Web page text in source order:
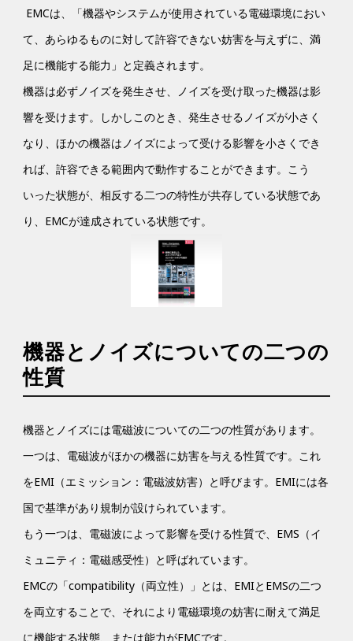
EMCは、「機器やシステムが使用されている電磁環境におい
て、あらゆるものに対して許容できない妨害を与えずに、満
足に機能する能力」と定義されます。
機器は必ずノイズを発生させ、ノイズを受け取った機器は影
響を受けます。しかしこのとき、発生させるノイズが小さく
なり、ほかの機器はノイズによって受ける影響を小さくでき
れば、許容できる範囲内で動作することができます。こう
いった状態が、相反する二つの特性が共存している状態であ
り、EMCが達成されている状態です。
機器とノイズについての二つの
性質
機器とノイズには電磁波についての二つの性質があります。
一つは、電磁波がほかの機器に妨害を与える性質です。これ
をEMI（エミッション：電磁波妨害）と呼びます。EMIには各
国で基準があり規制が設けられています。
もう一つは、電磁波によって影響を受ける性質で、EMS（イ
ミュニティ：電磁感受性）と呼ばれています。
EMCの「compatibility（両立性）」とは、EMIとEMSの二つ
を両立することで、それにより電磁環境の妨害に耐えて満足
に機能する状態、または能力がEMCです。